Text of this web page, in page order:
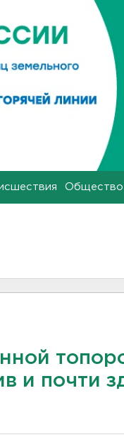
Общество
и почти